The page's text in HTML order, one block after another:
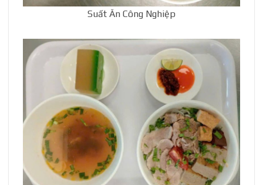
Suất Ăn Công Nghiệp